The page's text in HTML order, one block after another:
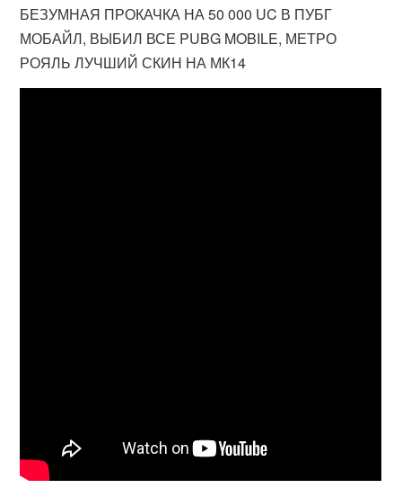
БЕЗУМНАЯ ПРОКАЧКА НА 50 000 UC В ПУБГ
МОБАЙЛ, ВЫБИЛ ВСЕ PUBG MOBILE, МЕТРО
РОЯЛЬ ЛУЧШИЙ СКИН НА МК14